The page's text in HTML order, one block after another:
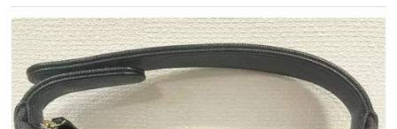
中野ブロードウェイ